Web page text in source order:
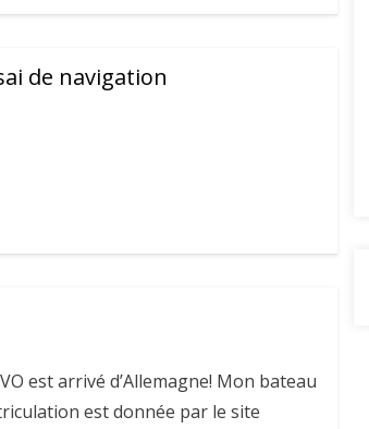
de navigation
est arrivé d’Allemagne! Mon bateau
est donnée par le site